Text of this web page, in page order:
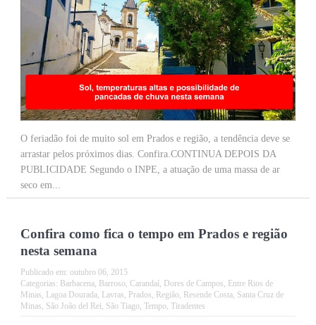
O feriadão foi de muito sol em Prados e região, a tendência deve se
arrastar pelos próximos dias. Confira.CONTINUA DEPOIS DA
PUBLICIDADE Segundo o INPE, a atuação de uma massa de ar
seco em...
Confira como fica o tempo em Prados e região
nesta semana
Publicado em: outubro 06, 2015
Categorias: Barbacena, Barroso, Carandaí, Dores de Campos, Entre Rios de
Minas, Lagoa Dourada, Lavras, Prados, Região, Resende Costa, Santa Cruz de
Minas, São João del Rei, São Tiago, Tempo, Tiradentes